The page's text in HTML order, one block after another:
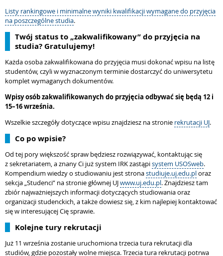
Listy rankingowe i minimalne wyniki kwalifikacji wymagane do przyjęcia
na poszczególne studia.
Twój status to „zakwalifikowany” do przyjęcia na
studia? Gratulujemy!
Każda osoba zakwalifikowana do przyjęcia musi dokonać wpisu na listę
studentów, czyli w wyznaczonym terminie dostarczyć do uniwersytetu
komplet wymaganych dokumentów.
Wpisy osób zakwalifikowanych do przyjęcia odbywać się będą 12 i
15–16 września.
Wszelkie szczegóły dotyczące wpisu znajdziesz na stronie rekrutacji UJ.
Co po wpisie?
Od tej pory większość spraw będziesz rozwiązywać, kontaktując się
z sekretariatem, a znany Ci już system IRK zastąpisystem USOSweb.
Kompendium wiedzy o studiowaniu jest stronastudiuje.uj.edu.ploraz
sekcja „Studenci” na stronie głównej UJwww.uj.edu.pl. Znajdziesz tam
zbiór najważniejszych informacji dotyczących studiowania oraz
organizacji studenckich, a także dowiesz się, z kim najlepiej kontaktować
się w interesującej Cię sprawie.
Kolejne tury rekrutacji
Już 11 września zostanie uruchomiona trzecia tura rekrutacji dla
studiów, gdzie pozostały wolne miejsca. Trzecia tura rekrutacji potrwa